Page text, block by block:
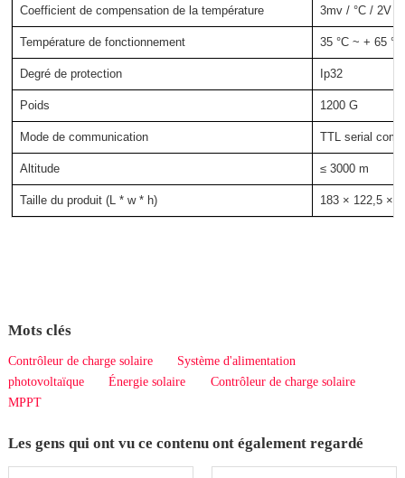
Coefficient de compensation de la température 3mv / °C / 2V
Température de fonctionnement 35 °C ~ + 65 °C
Degré de protection Ip32
Poids 1200 G
Mode de communication TTL serial
Altitude ≤ 3000 m
Taille du produit (L * w * h) 183 × 122,5 ×
Mots clés
Contrôleur de charge solaire
Système d'alimentation
photovoltaïque
Énergie solaire
Contrôleur de charge solaire
MPPT
Les gens qui ont vu ce contenu ont également regardé